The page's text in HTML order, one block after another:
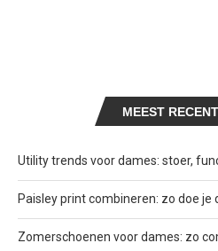
MEEST
Utility trends voor dames: stoer,
Paisley print combineren: zo doe je
Zomerschoenen voor dames: zo